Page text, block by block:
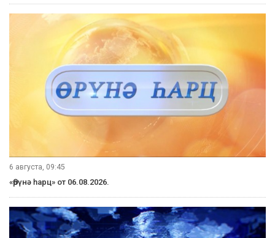
6 августа, 09:45
«Өрүнә һарц» от 06.08.2026.